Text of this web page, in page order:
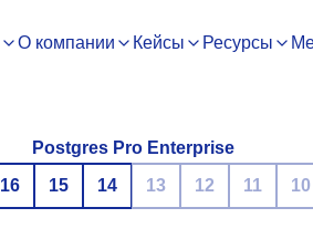
О компании Кейсы Ресурсы
Postgres Pro Enterprise
16 15 14 13 12 11 10